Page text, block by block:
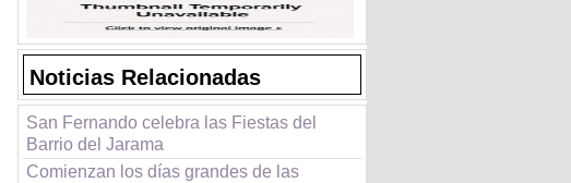
Noticias Relacionadas
San Fernando celebra las Fiestas del
Barrio del Jarama
Comienzan los días grandes de las